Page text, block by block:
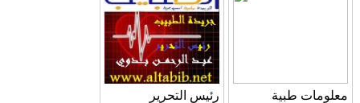
معلومات طبية
رئيس التحرير